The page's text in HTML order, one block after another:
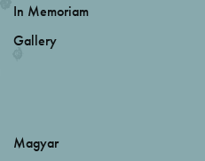
In Memoriam
Gallery
Magyar